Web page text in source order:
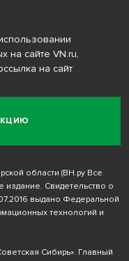
на сайте VN.ru,
на сайт
области (ВН.ру Все
издание. Свидетельство о
выдано Федеральной
технологий и
Сибирь». Главный